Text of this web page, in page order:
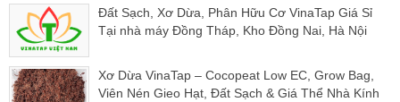
Đất Sạch, Xơ Dừa, Phân Hữu Cơ VinaTap Giá Sỉ
Tại nhà máy Đồng Tháp, Kho Đồng Nai, Hà Nội
Xơ Dừa VinaTap – Cocopeat Low EC, Grow Bag,
Viên Nén Gieo Hạt, Đất Sạch & Giá Thể Nhà Kính